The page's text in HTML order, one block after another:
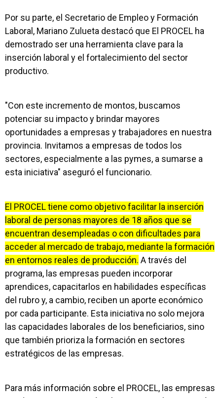
Por su parte, el Secretario de Empleo y Formación
Laboral, Mariano Zulueta destacó que El PROCEL ha
demostrado ser una herramienta clave para la
inserción laboral y el fortalecimiento del sector
productivo.
"Con este incremento de montos, buscamos
potenciar su impacto y brindar mayores
oportunidades a empresas y trabajadores en nuestra
provincia. Invitamos a empresas de todos los
sectores, especialmente a las pymes, a sumarse a
esta iniciativa" aseguró el funcionario.
El PROCEL tiene como objetivo facilitar la inserción
laboral de personas mayores de 18 años que se
encuentran desempleadas o con dificultades para
acceder al mercado de trabajo, mediante la formación
en entornos reales de producción. A través del
programa, las empresas pueden incorporar
aprendices, capacitarlos en habilidades específicas
del rubro y, a cambio, reciben un aporte económico
por cada participante. Esta iniciativa no solo mejora
las capacidades laborales de los beneficiarios, sino
que también prioriza la formación en sectores
estratégicos de las empresas.
Para más información sobre el PROCEL, las empresas